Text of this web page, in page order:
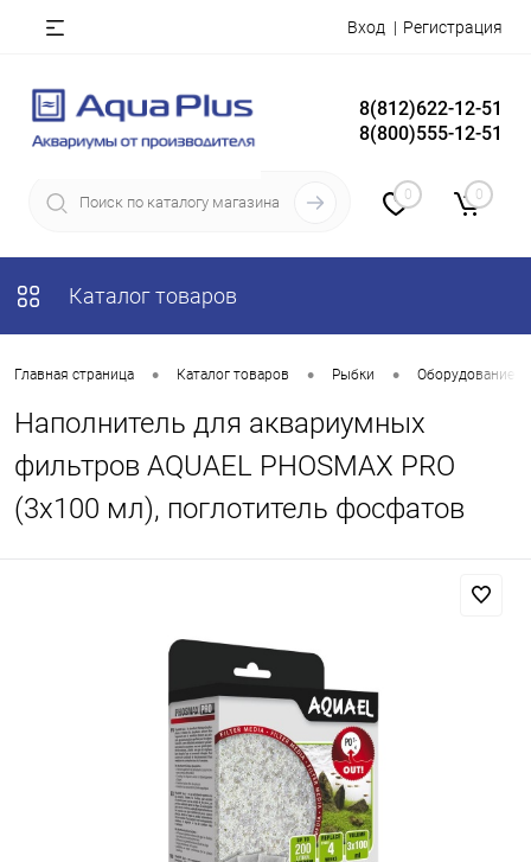
Вход Регистрация
8(812)622-12-51
8(800)555-12-51
0 0
Каталог товаров
Главная страница • Каталог товаров • Рыбки • Оборудование
Наполнитель для аквариумных
фильтров AQUAEL PHOSMAX PRO
(3х100 мл), поглотитель фосфатов